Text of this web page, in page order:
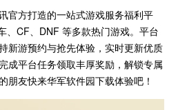
官方打造的一站式游戏服务福利平
、CF、DNF 等多款热门游戏。平台
新游预约与抢先体验，实时更新优质
成平台任务领取丰厚奖励，解锁专属
朋友快来华军软件园下载体验吧！